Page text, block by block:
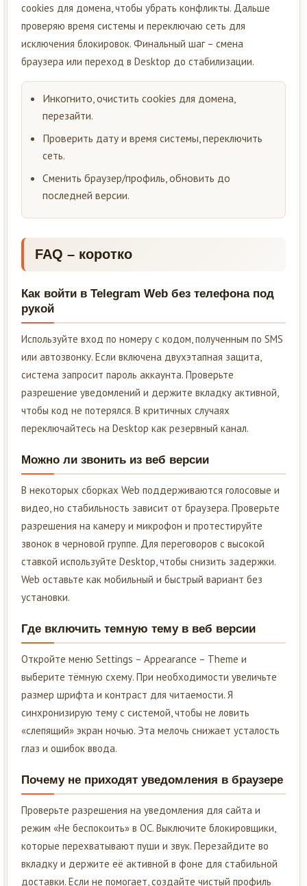
cookies для домена, чтобы убрать конфликты. Дальше
проверяю время системы и переключаю сеть для
исключения блокировок. Финальный шаг – смена
браузера или переход в Desktop до стабилизации.
Инкогнито, очистить cookies для домена,
перезайти.
Проверить дату и время системы, переключить
сеть.
Сменить браузер/профиль, обновить до
последней версии.
FAQ – коротко
Как войти в Telegram Web без телефона под
рукой
Используйте вход по номеру с кодом, полученным по SMS
или автозвонку. Если включена двухэтапная защита,
система запросит пароль аккаунта. Проверьте
разрешение уведомлений и держите вкладку активной,
чтобы код не потерялся. В критичных случаях
переключайтесь на Desktop как резервный канал.
Можно ли звонить из веб версии
В некоторых сборках Web поддерживаются голосовые и
видео, но стабильность зависит от браузера. Проверьте
разрешения на камеру и микрофон и протестируйте
звонок в черновой группе. Для переговоров с высокой
ставкой используйте Desktop, чтобы снизить задержки.
Web оставьте как мобильный и быстрый вариант без
установки.
Где включить темную тему в веб версии
Откройте меню Settings – Appearance – Theme и
выберите тёмную схему. При необходимости увеличьте
размер шрифта и контраст для читаемости. Я
синхронизирую тему с системой, чтобы не ловить
«слепящий» экран ночью. Эта мелочь снижает усталость
глаз и ошибок ввода.
Почему не приходят уведомления в браузере
Проверьте разрешения на уведомления для сайта и
режим «Не беспокоить» в ОС. Выключите блокировщики,
которые перехватывают пуши и звук. Перезайдите во
вкладку и держите её активной в фоне для стабильной
доставки. Если не помогает, создайте чистый профиль